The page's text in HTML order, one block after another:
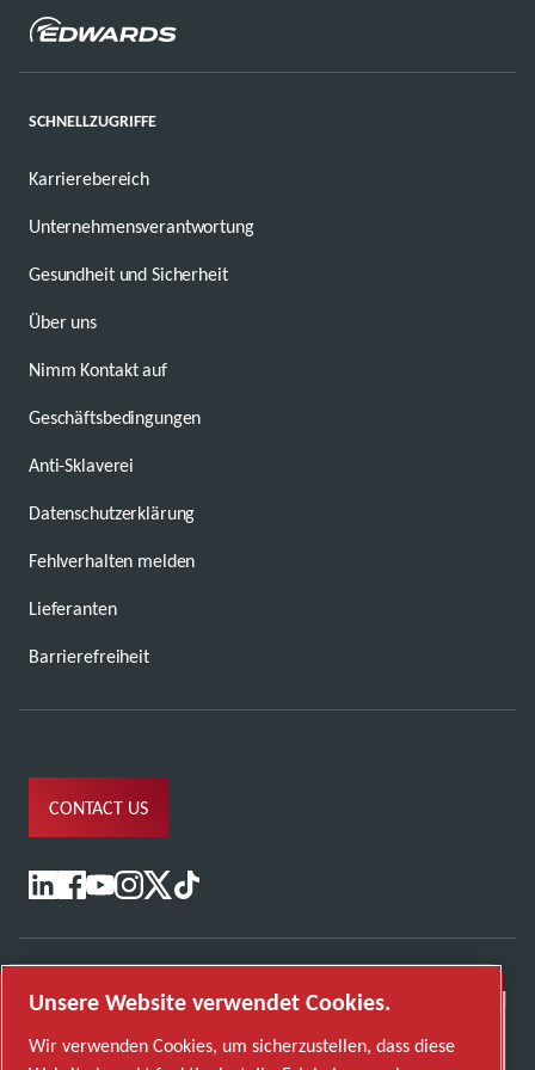
SCHNELLZUGRIFFE
Karrierebereich
Unternehmensverantwortung
Gesundheit und Sicherheit
Über uns
Nimm Kontakt auf
Geschäftsbedingungen
Anti-Sklaverei
Datenschutzerklärung
Fehlverhalten melden
Lieferanten
Barrierefreiheit
CONTACT US
Unsere Website verwendet Cookies.
Wir verwenden Cookies, um sicherzustellen, dass diese